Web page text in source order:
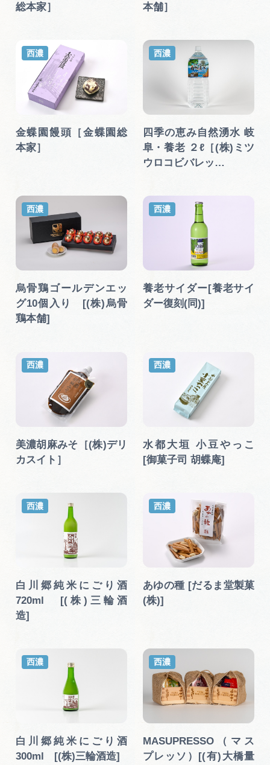
総本家］
本舗］
金蝶園饅頭［金蝶園総
本家］
西濃
四季の恵み自然湧水 岐
阜・養老 ２ℓ［(株)ミツ
ウロコビバレッ…
西濃
烏骨鶏ゴールデンエッ
グ10個入り [(株)烏骨
鶏本舗]
西濃
養老サイダー[養老サイ
ダー復刻(同)]
西濃
美濃胡麻みそ［(株)デリ
カスイト］
西濃
水都大垣 小豆やっこ
[御菓子司 胡蝶庵]
西濃
白川郷純米にごり酒
720ml [(株)三輪酒
造]
西濃
あゆの種 [だるま堂製菓
(株)]
西濃
白川郷純米にごり酒
300ml [(株)三輪酒造]
西濃
MASUPRESSO（マス
プレッソ）[(有)大橋量
西濃